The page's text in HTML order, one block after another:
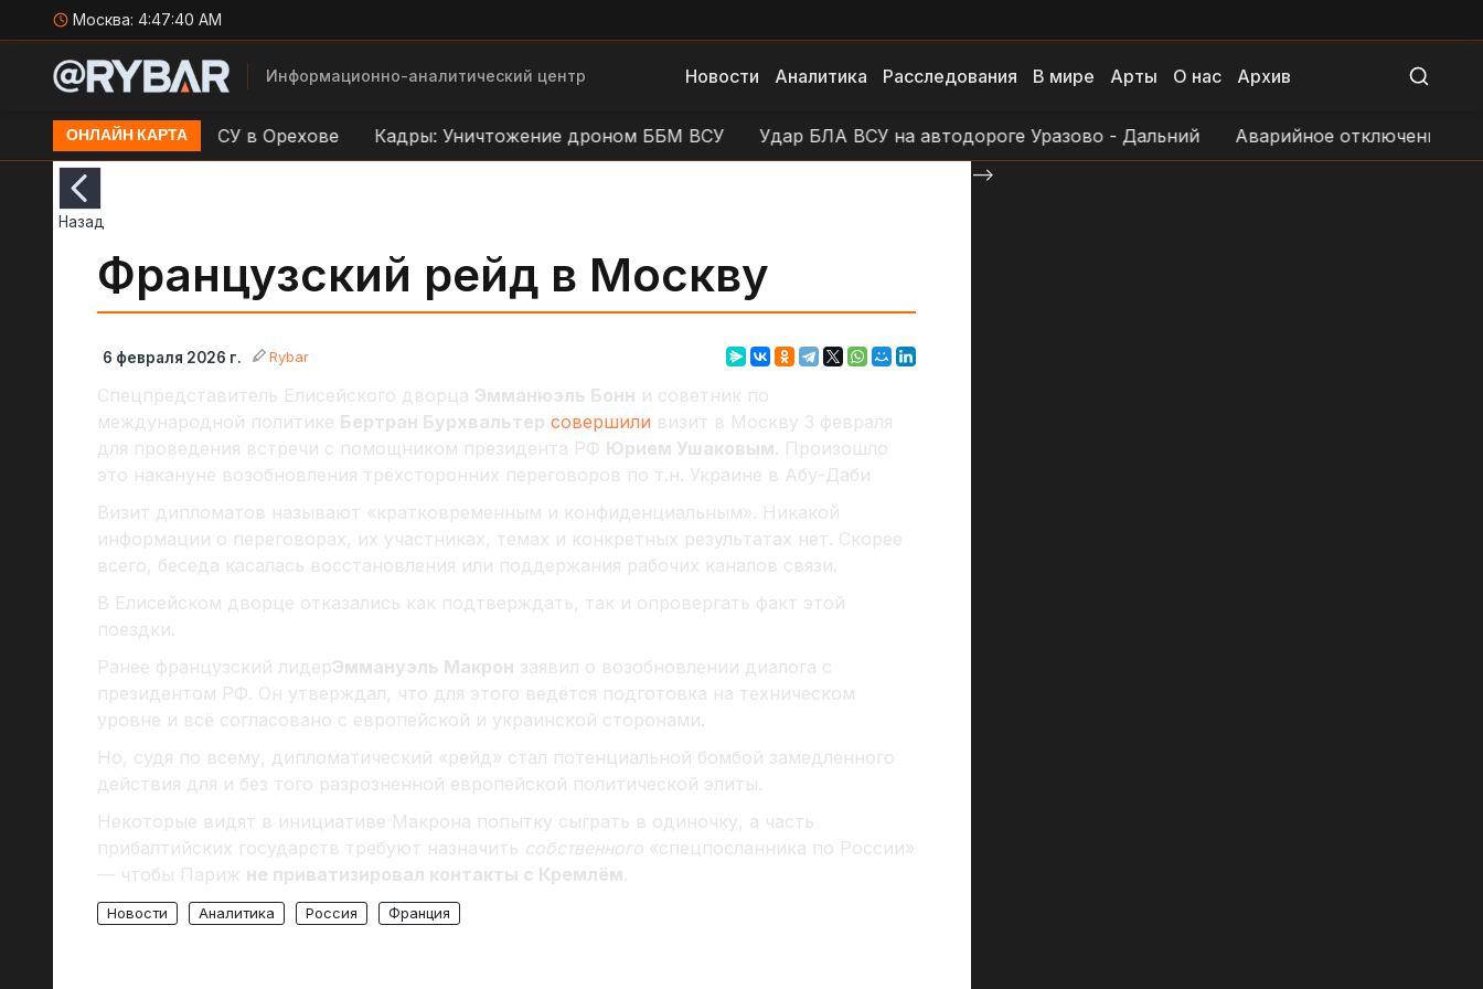
Москва: 4:47:40 AM
Информационно-аналитический центр Новости Аналитика Расследования В мире Арты О нас Архив
ОНЛАЙН КАРТА
по переправе ВСУ в Орехове Кадры: Уничтожение дроном ББМ ВСУ Удар БЛА ВСУ на автодороге Уразово - Дальний Аварийное отключение
Назад
Французский рейд в Москву
6 февраля 2026 г. Rybar
Спецпредставитель Елисейского дворца Эмманюэль Бонн и советник по
международной политике Бертран Бурхвальтер совершили визит в Москву 3 февраля
для проведения встречи с помощником президента РФ Юрием Ушаковым. Произошло
это накануне возобновления трёхсторонних переговоров по т.н. Украине в Абу-Даби
Визит дипломатов называют «кратковременным и конфиденциальным». Никакой
информации о переговорах, их участниках, темах и конкретных результатах нет. Скорее
всего, беседа касалась восстановления или поддержания рабочих каналов связи.
В Елисейском дворце отказались как подтверждать, так и опровергать факт этой
поездки.
Ранее французский лидерЭммануэль Макрон заявил о возобновлении диалога с
президентом РФ. Он утверждал, что для этого ведётся подготовка на техническом
уровне и всё согласовано с европейской и украинской сторонами.
Но, судя по всему, дипломатический «рейд» стал потенциальной бомбой замедленного
действия для и без того разрозненной европейской политической элиты.
Некоторые видят в инициативе Макрона попытку сыграть в одиночку, а часть
прибалтийских государств требуют назначить собственного «спецпосланника по России»
— чтобы Париж не приватизировал контакты с Кремлём.
Новости Аналитика Россия Франция
-->